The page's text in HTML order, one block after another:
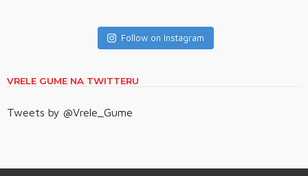
Follow on Instagram
VRELE GUME NA TWITTERU
Tweets by @Vrele_Gume